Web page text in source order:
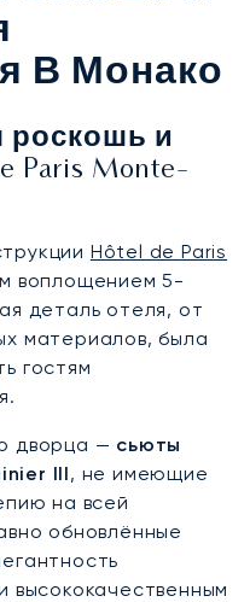
В Монако
роскошь и
Paris Monte-
Hôtel de Paris
воплощением 5-
деталь отеля, от
материалов, была
гостям
дворца — сьюты
III, не имеющие
на всей
обновлённые
высококачественным